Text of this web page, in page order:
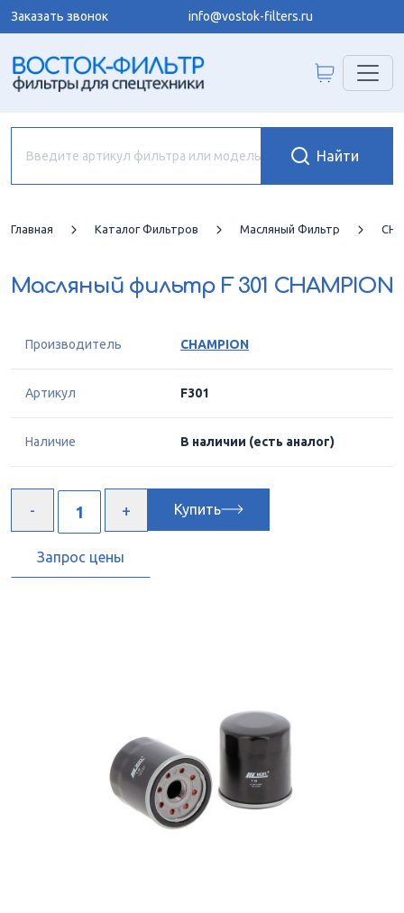
Заказать звонок info@vostok-filters.ru
Главная Каталог Фильтров Масляный Фильтр
Масляный фильтр F 301 CHAMPION
Производитель CHAMPION
Артикул F301
Наличие В наличии (есть аналог)
Купить
Запрос цены